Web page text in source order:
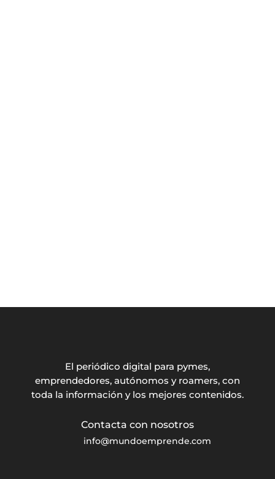
El periódico digital para pymes,
emprendedores, autónomos y roamers, con
toda la información y los mejores contenidos.
info@mundoemprende.com